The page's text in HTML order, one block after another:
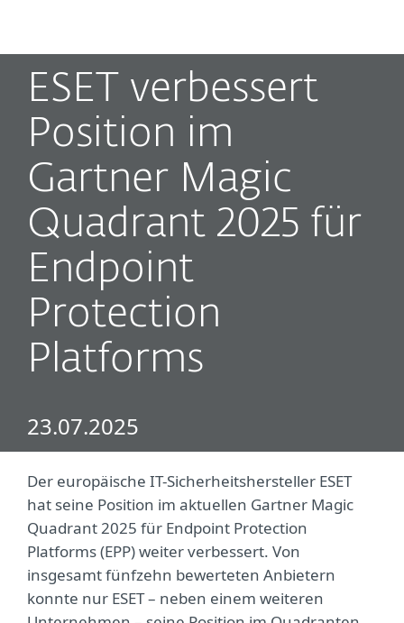
ESET verbessert
Position im
Gartner Magic
Quadrant 2025 für
Endpoint
Protection
Platforms
23.07.2025
Der europäische IT-Sicherheitshersteller ESET
hat seine Position im aktuellen Gartner Magic
Quadrant 2025 für Endpoint Protection
Platforms (EPP) weiter verbessert. Von
insgesamt fünfzehn bewerteten Anbietern
konnte nur ESET – neben einem weiteren